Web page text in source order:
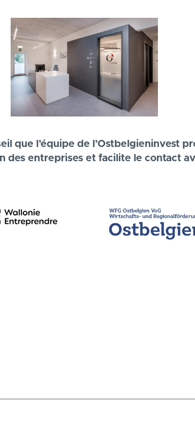
que l’équipe de l’Ostbelgieninvest
des entreprises et facilite le contact